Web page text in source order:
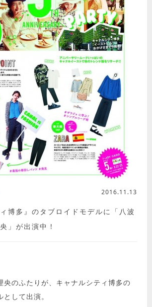
博多』のタブロイドモデルに「八波
」が出演中！
2016.11.13
央のふたりが、キャナルシティ博多の
して出演。